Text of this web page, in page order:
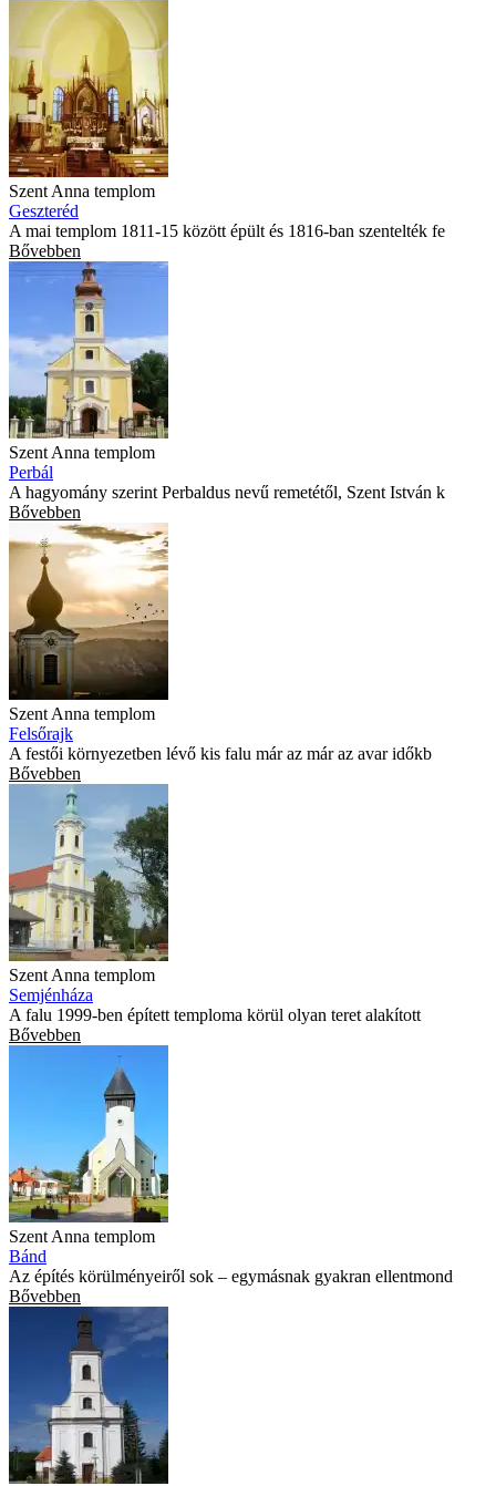
Szent Anna templom
Geszteréd
A mai templom 1811-15 között épült és 1816-ban szentelték fe
Bővebben
Szent Anna templom
Perbál
A hagyomány szerint Perbaldus nevű remetétől, Szent István k
Bővebben
Szent Anna templom
Felsőrajk
A festői környezetben lévő kis falu már az már az avar időkb
Bővebben
Szent Anna templom
Semjénháza
A falu 1999-ben épített temploma körül olyan teret alakított
Bővebben
Szent Anna templom
Bánd
Az építés körülményeiről sok – egymásnak gyakran ellentmond
Bővebben